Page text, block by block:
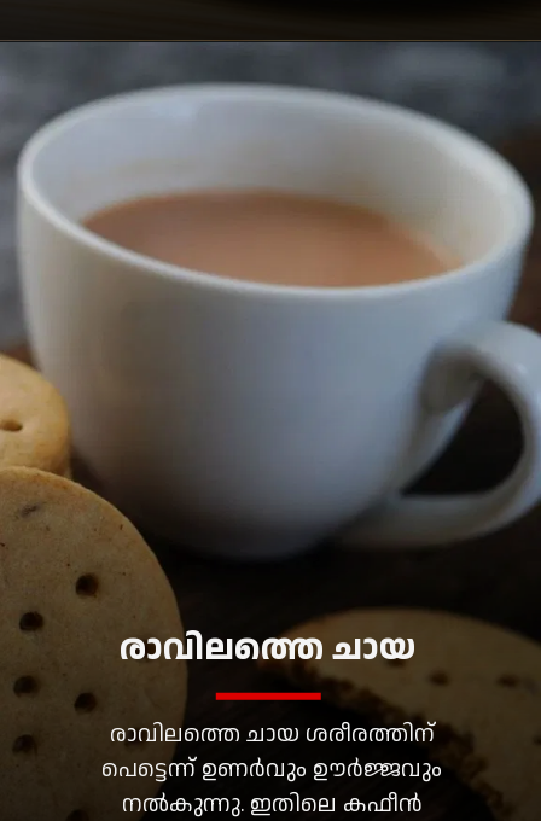
രാവിലത്തെ ചായ ശരീരത്തിന്
പെട്ടെന്ന് ഉണർവും ഊർജ്ജവും
നൽകുന്നു. ഇതിലെ കഫീൻ
രാവിലത്തെ ചായ